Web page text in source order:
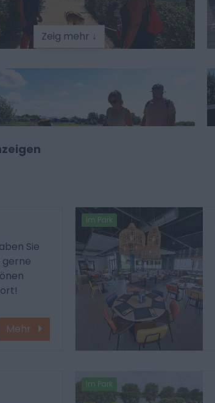
Zeig mehr ↓
Sie
gerne
Mehr
Im Park
Im Park